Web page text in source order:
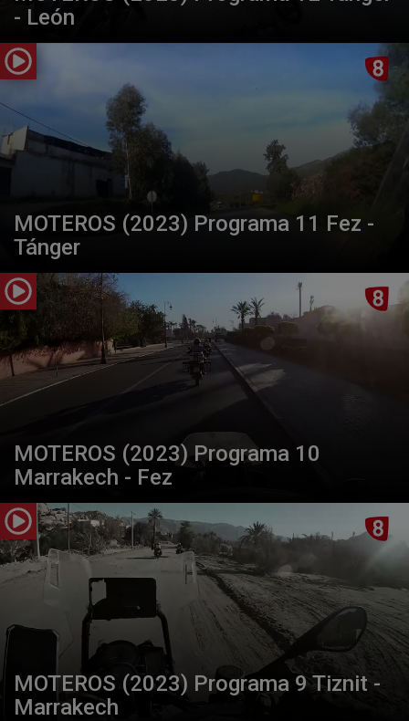
- León
MOTEROS (2023) Programa 11 Fez -
Tánger
MOTEROS (2023) Programa 10
Marrakech - Fez
MOTEROS (2023) Programa 9 Tiznit -
Marrakech